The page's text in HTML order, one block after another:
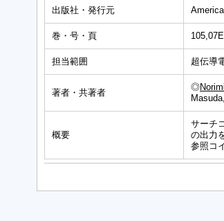
出版社・発行元
巻・号・頁
担当範囲 超伝導
著者・共著者
◎
概要
サーチ
の出力
参照コ